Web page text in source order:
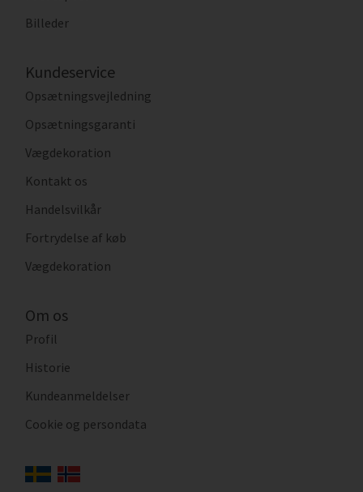
Billeder
Kundeservice
Opsætningsvejledning
Opsætningsgaranti
Vægdekoration
Kontakt os
Handelsvilkår
Fortrydelse af køb
Vægdekoration
Om os
Profil
Historie
Kundeanmeldelser
Cookie og persondata